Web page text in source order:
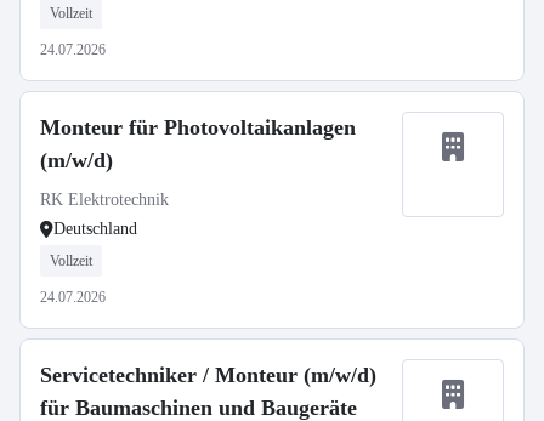
Vollzeit
24.07.2026
Monteur für Photovoltaikanlagen
(m/w/d)
RK Elektrotechnik
Deutschland
Vollzeit
24.07.2026
Servicetechniker / Monteur (m/w/d)
für Baumaschinen und Baugeräte